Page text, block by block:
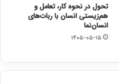
تحول در نحوه کار، تعامل و
هم‌زیستی انسان با ربات‌های
انسان‌نما
۱۴۰۵-۰۵-۱۵